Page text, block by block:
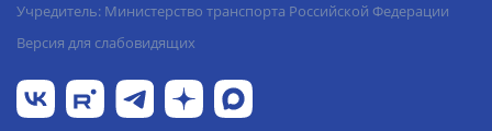
Учредитель: Министерство транспорта Российской Федерации
Версия для слабовидящих